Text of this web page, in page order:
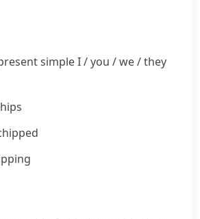
simple I / you / we / they